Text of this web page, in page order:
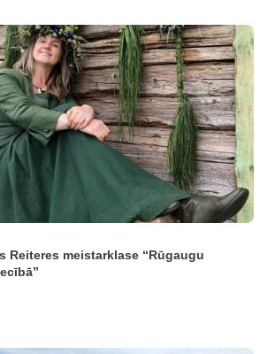
Reiteres meistarklase “Rūgaugu